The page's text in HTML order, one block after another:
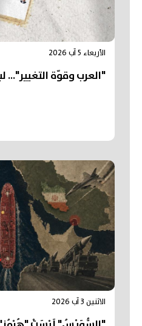
الأربعاء 5 آب 2026
"العرب وقوّة التغيير"...
الاثنين 3 آب 2026